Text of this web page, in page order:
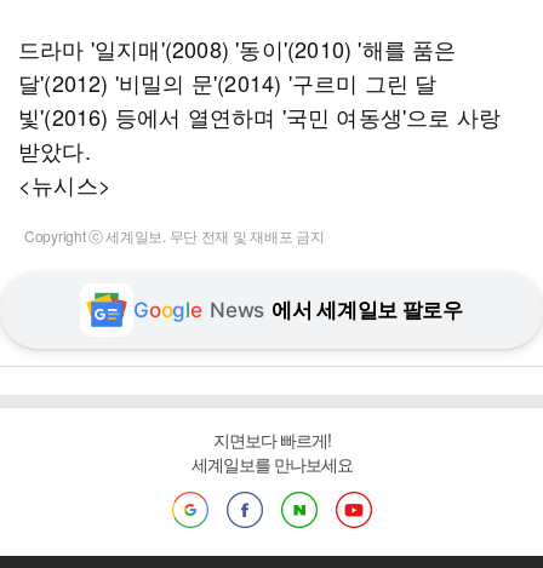
드라마 '일지매'(2008) '동이'(2010) '해를 품은
달'(2012) '비밀의 문'(2014) '구르미 그린 달
빛'(2016) 등에서 열연하며 '국민 여동생'으로 사랑
받았다.
<뉴시스>
Copyright ⓒ 세계일보. 무단 전재 및 재배포 금지
Google News 에서 세계일보 팔로우
지면보다 빠르게!
세계일보를 만나보세요